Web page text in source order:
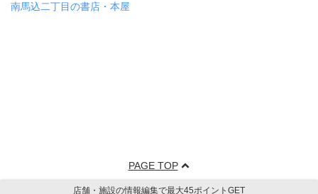
南馬込二丁目の書店・本屋
PAGE TOP
店舗・施設の情報編集で最大45ポイントGET